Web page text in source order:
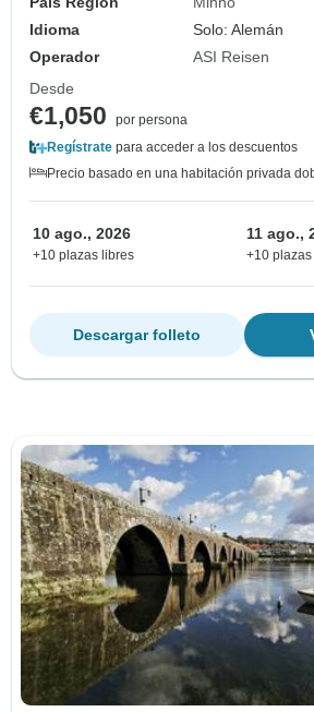
Idioma
Solo: Alemán
Operador
ASI Reisen
Desde
€1,050
por persona
Regístrate para acceder a los descuentos
Precio basado en una habitación privada
10 ago., 2026
+10 plazas libres
11 ago.,
+10
Descargar folleto